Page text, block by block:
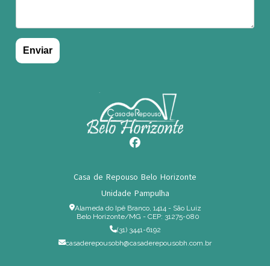
Casa de Repouso Belo Horizonte
Unidade Pampulha
Alameda do Ipê Branco, 1414 - São Luiz
Belo Horizonte/MG - CEP: 31275-080
(31) 3441-6192
casaderepousobh@casaderepousobh.com.br